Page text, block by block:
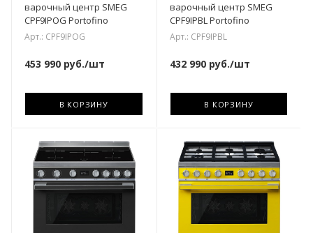
варочный центр SMEG
CPF9IPOG Portofino
Арт.: CPF9IPOG
453 990 руб./шт
В КОРЗИНУ
варочный центр SMEG
CPF9IPBL Portofino
Арт.: CPF9IPBL
432 990руб./шт
В КОРЗИНУ